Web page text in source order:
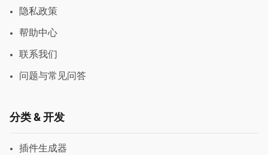
隐私政策
帮助中心
联系我们
问题与常见问答
分类 & 开发
插件生成器